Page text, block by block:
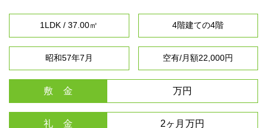
1LDK / 37.00㎡ 4階建ての4階
昭和57年7月 空有/月額22,000円
敷 金 万円
礼 金 2ヶ月万円